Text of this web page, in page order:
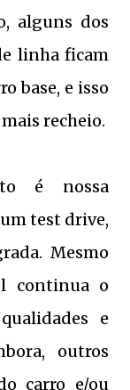
alguns dos
linha ficam
base, e isso
recheio.
é nossa
test drive,
Mesmo
continua o
e
outros
carro e/ou